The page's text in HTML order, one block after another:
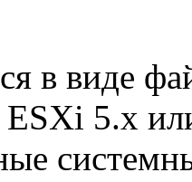
в виде
5.x